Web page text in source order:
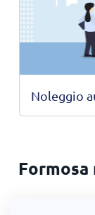
Noleggio